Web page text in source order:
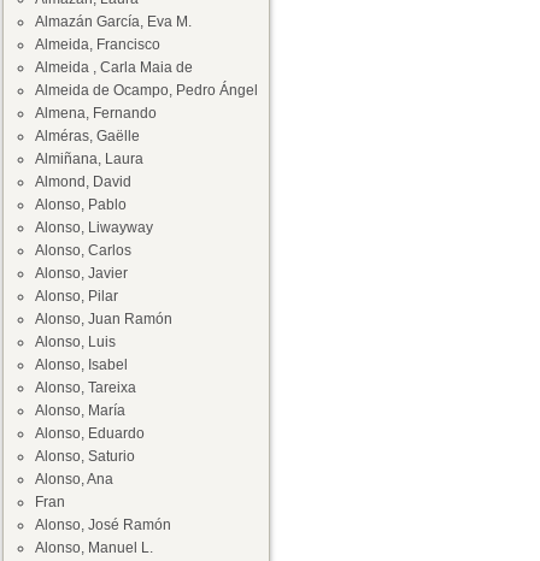
Almazán García, Eva M.
Almeida, Francisco
Almeida , Carla Maia de
Almeida de Ocampo, Pedro Ángel
Almena, Fernando
Alméras, Gaëlle
Almiñana, Laura
Almond, David
Alonso, Pablo
Alonso, Liwayway
Alonso, Carlos
Alonso, Javier
Alonso, Pilar
Alonso, Juan Ramón
Alonso, Luis
Alonso, Isabel
Alonso, Tareixa
Alonso, María
Alonso, Eduardo
Alonso, Saturio
Alonso, Ana
Fran
Alonso, José Ramón
Alonso, Manuel L.